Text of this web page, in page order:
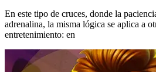
En este tipo de cruces, donde la
adrenalina, la misma lógica se aplica a
entretenimiento: en